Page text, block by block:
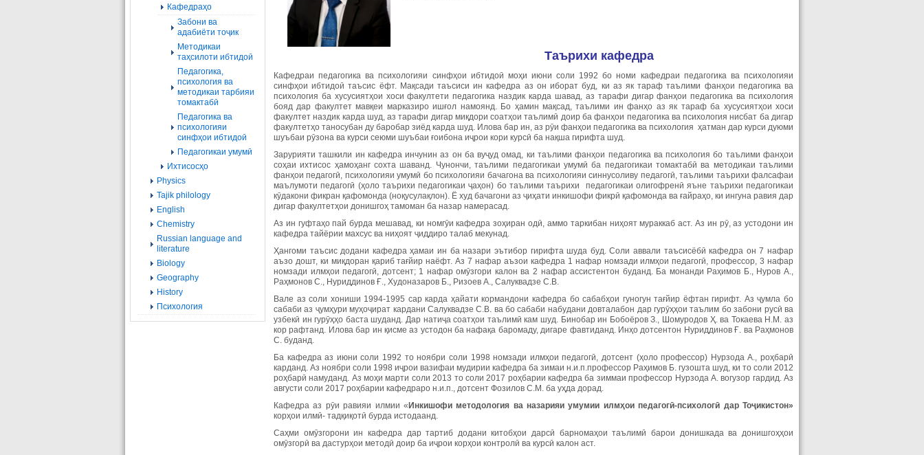
Кафедраҳо
Забони ва
адабиёти тоҷик
Методикаи
таҳсилоти ибтидоӣ
Педагогика,
психология ва
методикаи тарбияи
томактабӣ
Педагогика ва
психологияи
синфҳои ибтидоӣ
Педагогикаи умумӣ
Ихтисосҳо
Physics
Tajik philology
English
Chemistry
Russian language and
literature
Biology
Geography
History
Психология
Таърихи кафедра
Кафедраи педагогика ва психологияи синфҳои ибтидоӣ моҳи июни соли 1992 бо номи кафедраи педагогика ва психологияи
синфҳои ибтидоӣ таъсис ёфт. Мақсади таъсиси ин кафедра аз он иборат буд, ки аз як тараф таълими фанҳои педагогика ва
психология ба хусусиятҳои хоси факултети педагогика наздик карда шавад, аз тарафи дигар фанҳои педагогика ва психология
бояд дар факултет мавқеи марказиро ишғол намоянд. Бо ҳамин мақсад, таълими ин фанҳо аз як тараф ба хусусиятҳои хоси
факултет наздик карда шуд, аз тарафи дигар миқдори соатҳои таълимӣ доир ба фанҳои педагогика ва психология нисбат ба дигар
факултетҳо таносубан ду баробар зиёд карда шуд. Илова бар ин, аз рӯи фанҳои педагогика ва психология ҳатман дар курси дуюми
шуъбаи рӯзона ва курси сеюми шуъбаи ғоибона иҷрои кори курсӣ ба нақша гирифта шуд.
Зарурияти ташкили ин кафедра инчунин аз он ба вуҷуд омад, ки таълими фанҳои педагогика ва психология бо таълими фанҳои
соҳаи ихтисос ҳамоҳанг сохта шаванд. Чунончи, таълими педагогикаи умумӣ ба педагогикаи томактабӣ ва методикаи таълими
фанҳои педагогӣ, психологияи умумӣ бо психологияи бачагона ва психологияи синнусоливу педагогӣ, таълими таърихи фалсафаи
маълумоти педагогӣ (ҳоло таърихи педагогикаи ҷаҳон) бо таълими таърихи педагогикаи олигофренӣ яъне таърихи педагогикаи
кӯдакони фикран қафомонда (ноқусулақлон). Ё худ бачагони аз ҷиҳати инкишофи фикрӣ қафомонда ва ғайраҳо, ки ингуна равия дар
дигар факултетҳои донишгоҳ тамоман ба назар намерасад.
Аз ин гуфтаҳо пай бурда мешавад, ки номгӯи кафедра зоҳиран одӣ, аммо таркибан ниҳоят мураккаб аст. Аз ин рӯ, аз устодони ин
кафедра тайёрии махсус ва ниҳоят ҷиддиро талаб мекунад.
Ҳангоми таъсис додани кафедра ҳамаи ин ба назари эътибор гирифта шуда буд. Соли аввали таъсисёбӣ кафедра он 7 нафар
аъзо дошт, ки миқдоран қариб тағйир наёфт. Аз 7 нафар аъзои кафедра 1 нафар номзади илмҳои педагогӣ, профессор, 3 нафар
номзади илмҳои педагогӣ, дотсент; 1 нафар омӯзгори калон ва 2 нафар ассистентон буданд. Ба монанди Раҳимов Б., Нуров А.,
Раҳмонов С., Нуриддинов Ғ., Худоназаров Б., Ризоев А., Салуквадзе С.В.
Вале аз соли хониши 1994-1995 сар карда ҳайати кормандони кафедра бо сабабҳои гуногун тағйир ёфтан гирифт. Аз ҷумла бо
сабаби аз ҷумҳури муҳоҷират кардани Салуквадзе С.В. ва бо сабаби набудани довталабон дар гурӯҳҳои таълим бо забони русӣ ва
узбекӣ ин гурӯҳҳо баста шуданд. Дар натиҷа соатҳои таълимӣ кам шуд. Бинобар ин Бобоёров З., Шомуродов Ҳ. ва Токаева Н.М. аз
кор рафтанд. Илова бар ин қисме аз устодон ба нафақа баромаду, дигаре фавтиданд. Инҳо дотсентон Нуриддинов Ғ. ва Раҳмонов
С. буданд.
Ба кафедра аз июни соли 1992 то ноябри соли 1998 номзади илмҳои педагогӣ, дотсент (ҳоло профессор) Нурзода А., роҳбарӣ
карданд. Аз ноябри соли 1998 иҷрои вазифаи мудирии кафедра ба зимаи н.и.п.профессор Раҳимов Б. гузошта шуд, ки то соли 2012
роҳбарӣ намуданд. Аз моҳи марти соли 2013 то соли 2017 роҳбарии кафедра ба зиммаи профессор Нурзода А. вогузор гардид. Аз
августи соли 2017 роҳбарии кафедраро н.и.п., дотсент Фозилов С.М. ба уҳда дорад.
Кафедра аз рӯи равияи илмии « Инкишофи методология ва назарияи умумии илмҳои педагогӣ-психологӣ дар Тоҷикистон»
корҳои илмӣ- тадқиқотӣ бурда истодаанд.
Саҳми омӯзгорони ин кафедра дар тартиб додани китобҳои дарсӣ барномаҳои таълимӣ барои донишкада ва донишгоҳҳои
омӯзгорӣ ва дастурҳои методӣ доир ба иҷрои корҳои контролӣ ва курсӣ калон аст.